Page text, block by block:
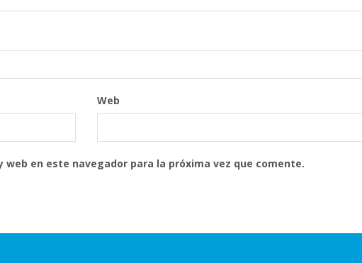
Web
web en este navegador para la próxima vez que comente.